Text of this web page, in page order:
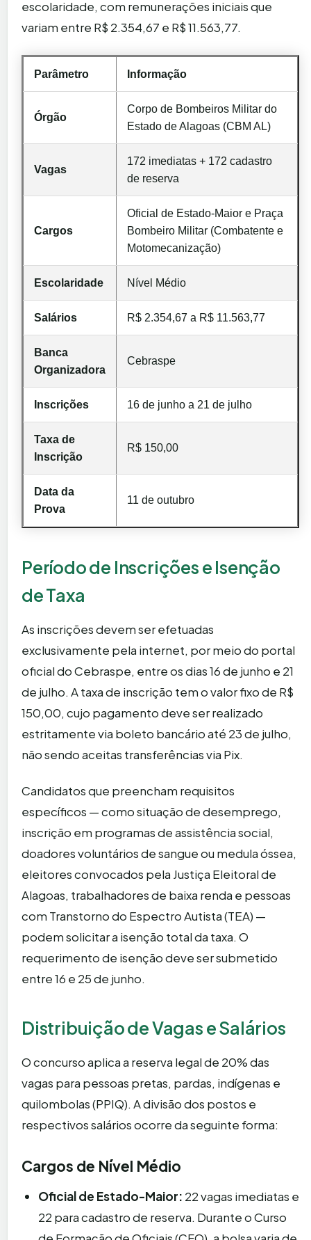
escolaridade, com remunerações iniciais que
variam entre R$ 2.354,67 e R$ 11.563,77.
Parâmetro Informação
Órgão
Corpo de Bombeiros Militar do
Estado de Alagoas (CBM AL)
Vagas
172 imediatas + 172 cadastro
de reserva
Cargos
Oficial de Estado-Maior e Praça
Bombeiro Militar (Combatente e
Motomecanização)
Escolaridade Nível Médio
Salários R$ 2.354,67 a R$ 11.563,77
Banca
Organizadora
Cebraspe
Inscrições 16 de junho a 21 de julho
Taxa de
Inscrição
R$ 150,00
Data da
Prova
11 de outubro
Período de Inscrições e Isenção
de Taxa
As inscrições devem ser efetuadas
exclusivamente pela internet, por meio do portal
oficial do Cebraspe, entre os dias 16 de junho e 21
de julho. A taxa de inscrição tem o valor fixo de R$
150,00, cujo pagamento deve ser realizado
estritamente via boleto bancário até 23 de julho,
não sendo aceitas transferências via Pix.
Candidatos que preencham requisitos
específicos — como situação de desemprego,
inscrição em programas de assistência social,
doadores voluntários de sangue ou medula óssea,
eleitores convocados pela Justiça Eleitoral de
Alagoas, trabalhadores de baixa renda e pessoas
com Transtorno do Espectro Autista (TEA) —
podem solicitar a isenção total da taxa. O
requerimento de isenção deve ser submetido
entre 16 e 25 de junho.
Distribuição de Vagas e Salários
O concurso aplica a reserva legal de 20% das
vagas para pessoas pretas, pardas, indígenas e
quilombolas (PPIQ). A divisão dos postos e
respectivos salários ocorre da seguinte forma:
Cargos de Nível Médio
Oficial de Estado-Maior: 22 vagas imediatas e
22 para cadastro de reserva. Durante o Curso